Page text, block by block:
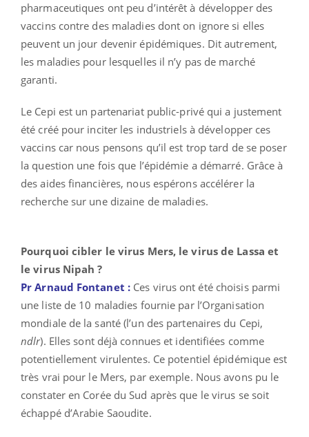
pharmaceutiques ont peu d’intérêt à développer des
vaccins contre des maladies dont on ignore si elles
peuvent un jour devenir épidémiques. Dit autrement,
les maladies pour lesquelles il n’y pas de marché
garanti.
Le Cepi est un partenariat public-privé qui a justement
été créé pour inciter les industriels à développer ces
vaccins car nous pensons qu’il est trop tard de se poser
la question une fois que l’épidémie a démarré. Grâce à
des aides financières, nous espérons accélérer la
recherche sur une dizaine de maladies.
Pourquoi cibler le virus Mers, le virus de Lassa et
le virus Nipah ?
Pr Arnaud Fontanet : Ces virus ont été choisis parmi
une liste de 10 maladies fournie par l’Organisation
mondiale de la santé (l’un des partenaires du Cepi,
ndlr). Elles sont déjà connues et identifiées comme
potentiellement virulentes. Ce potentiel épidémique est
très vrai pour le Mers, par exemple. Nous avons pu le
constater en Corée du Sud après que le virus se soit
échappé d’Arabie Saoudite.